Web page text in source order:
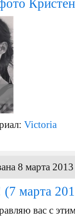
Кристен
Victoria
8 марта
(7 марта
вас с